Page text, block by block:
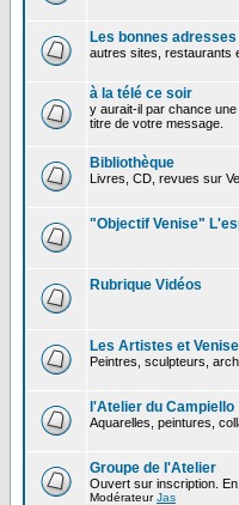
Les bonnes adresses
autres sites, restaurants
à la télé ce soir
y aurait-il par chance
titre de votre message.
Bibliothèque
Livres, CD, revues sur
"Objectif Venise"
Rubrique Vidéos
Les Artistes et Venise
Peintres, sculpteurs,
l'Atelier du Campiello
Aquarelles, peintures,
Groupe de l'Atelier
Ouvert sur inscription.
ModérateurJas